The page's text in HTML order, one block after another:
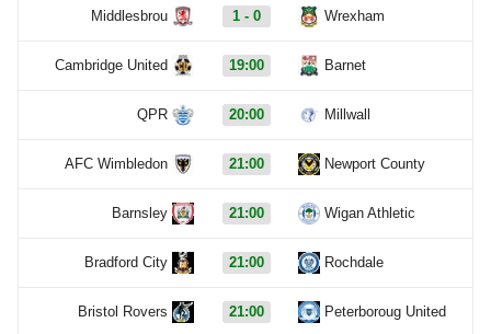
Middlesbrou 1 - 0 Wrexham
Cambridge United 19:00 Barnet
QPR 20:00 Millwall
AFC Wimbledon 21:00 Newport County
Barnsley 21:00 Wigan Athletic
Bradford City 21:00 Rochdale
Bristol Rovers 21:00 Peterboroug United